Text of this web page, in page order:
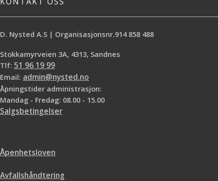
D. Nysted A.S | Organisasjonsnr.914 858 488
Stokkamyrveien 3A, 4313, Sandnes
Tlf: 51 96 19 99
Email: admin@nysted.no
Åpningstider administrasjon:
Mandag - Fredag: 08.00 - 15.00
Salgsbetingelser
Åpenhetsloven
Avfallshåndtering